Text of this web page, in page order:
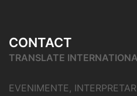
CONTACT
TRANSLATE
EVENIMENTE,